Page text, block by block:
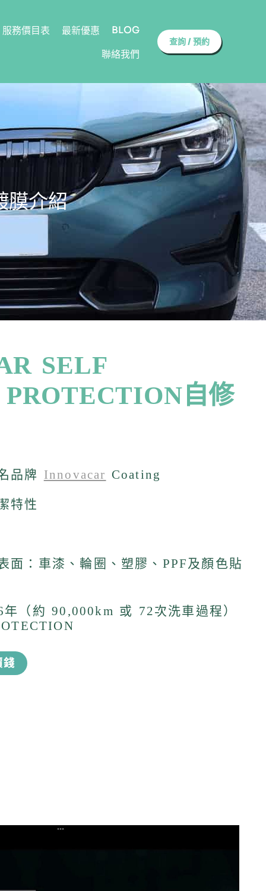
服務價目表 最新優惠
BLOG
聯絡我們
查詢 / 預約
膜介紹
SELF
自修
品牌 Innovacar Coating
特性
面：車漆、輪圈、塑膠、PPF及顏色貼
（約 90,000km 或 72次洗車過程）
錢